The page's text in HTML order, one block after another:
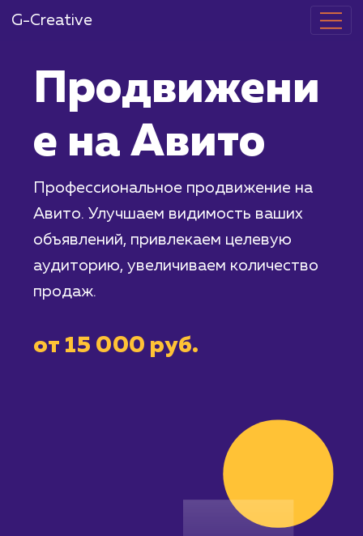
G-Creative
Продвижени
е на Авито
Профессиональное продвижение на
Авито. Улучшаем видимость ваших
объявлений, привлекаем целевую
аудиторию, увеличиваем количество